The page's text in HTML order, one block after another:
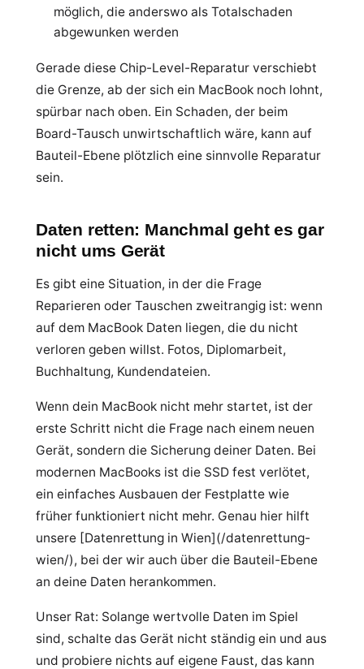
möglich, die anderswo als Totalschaden
abgewunken werden
Gerade diese Chip-Level-Reparatur verschiebt
die Grenze, ab der sich ein MacBook noch lohnt,
spürbar nach oben. Ein Schaden, der beim
Board-Tausch unwirtschaftlich wäre, kann auf
Bauteil-Ebene plötzlich eine sinnvolle Reparatur
sein.
Daten retten: Manchmal geht es gar
nicht ums Gerät
Es gibt eine Situation, in der die Frage
Reparieren oder Tauschen zweitrangig ist: wenn
auf dem MacBook Daten liegen, die du nicht
verloren geben willst. Fotos, Diplomarbeit,
Buchhaltung, Kundendateien.
Wenn dein MacBook nicht mehr startet, ist der
erste Schritt nicht die Frage nach einem neuen
Gerät, sondern die Sicherung deiner Daten. Bei
modernen MacBooks ist die SSD fest verlötet,
ein einfaches Ausbauen der Festplatte wie
früher funktioniert nicht mehr. Genau hier hilft
unsere [Datenrettung in Wien](/datenrettung-
wien/), bei der wir auch über die Bauteil-Ebene
an deine Daten herankommen.
Unser Rat: Solange wertvolle Daten im Spiel
sind, schalte das Gerät nicht ständig ein und aus
und probiere nichts auf eigene Faust, das kann